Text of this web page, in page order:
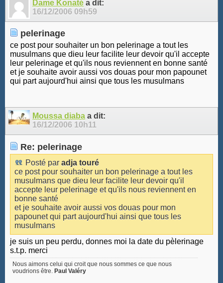
Dame Konaté a dit:
16/12/2006 09h59
pelerinage
ce post pour souhaiter un bon pelerinage a tout les
musulmans que dieu leur facilite leur devoir qu'il accepte
leur pelerinage et qu'ils nous reviennent en bonne santé
et je souhaite avoir aussi vos douas pour mon papounet
qui part aujourd'hui ainsi que tous les musulmans
Moussa diaba a dit:
16/12/2006 10h11
Re: pelerinage
Posté par adja touré
ce post pour souhaiter un bon pelerinage a tout les
musulmans que dieu leur facilite leur devoir qu'il
accepte leur pelerinage et qu'ils nous reviennent en
bonne santé
et je souhaite avoir aussi vos douas pour mon
papounet qui part aujourd'hui ainsi que tous les
musulmans
je suis un peu perdu, donnes moi la date du pèlerinage
s.t.p. merci
Nous aimons celui qui croit que nous sommes ce que nous
voudrions être. Paul Valéry